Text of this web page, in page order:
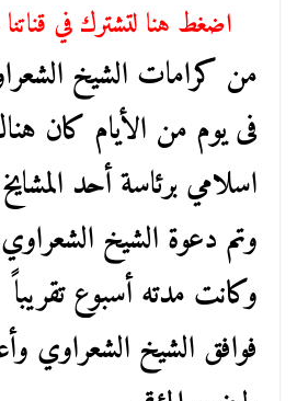
اضغط هنا لتشترك في
من كرامات الشيخ
فى يوم من الأيام كان
اسلامي برئاسة أحد
وتم دعوة الشيخ
وكانت مدته أسبوع تقريباً
فوافق الشيخ الشعراوي